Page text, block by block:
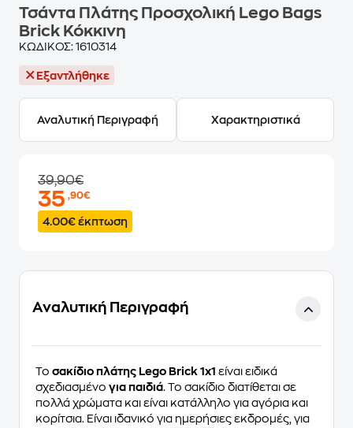
Τσάντα Πλάτης Προσχολική Lego Bags
Brick Κόκκινη
ΚΩΔΙΚΟΣ: 1610314
Εξαντλήθηκε
Αναλυτική Περιγραφή Χαρακτηριστικά
39,90€
35,90€
4.00€ έκπτωση
Αναλυτική Περιγραφή
Το σακίδιο πλάτης Lego Brick 1x1 είναι ειδικά
σχεδιασμένο για παιδιά. Το σακίδιο διατίθεται σε
πολλά χρώματα και είναι κατάλληλο για αγόρια και
κορίτσια. Είναι ιδανικό για ημερήσιες εκδρομές, για